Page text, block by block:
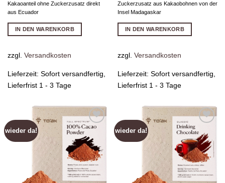
Kakaoanteil ohne Zuckerzusatz direkt
aus Ecuador
IN DEN WARENKORB
zzgl. Versandkosten
Lieferzeit: Sofort versandfertig,
Lieferfrist 1 - 3 Tage
Zuckerzusatz aus Kakaobohnen von der
Insel Madagaskar
IN DEN WARENKORB
zzgl. Versandkosten
Lieferzeit: Sofort versandfertig,
Lieferfrist 1 - 3 Tage
wieder da!
Zur
Wunschliste
hinzufügen
wieder da!
Zur
Wunschliste
hinzufügen